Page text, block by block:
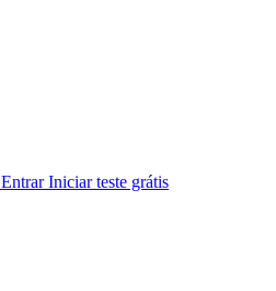
EntrarIniciar teste grátis